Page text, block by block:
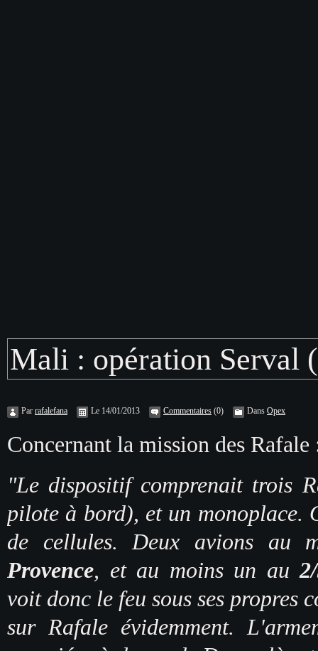
Mali : opération Serval
Par rafalefana Le 14/01/2013 Commentaires (0) Dans Opex
Concernant la mission des Rafale
"Le dispositif comprenait trois
pilote à bord), et un monoplace.
de cellules. Deux avions au
Provence, et au moins un au
voit donc le feu sous ses propres
sur Rafale évidemment.